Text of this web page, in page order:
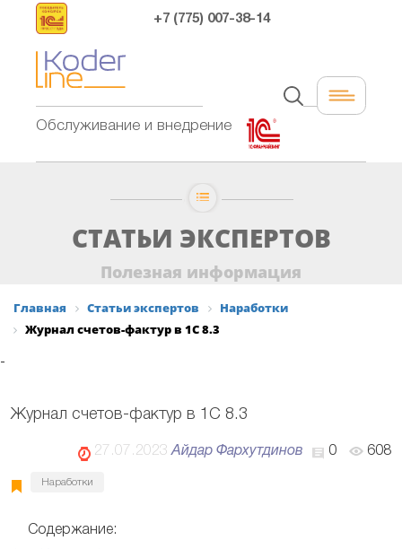
Обслуживание и внедрение
+7 (775) 007-38-14
СТАТЬИ ЭКСПЕРТОВ
Полезная информация
Главная Статьи экспертов
Наработки
Журнал счетов-фактур в 1С 8.3
-
Журнал счетов-фактур в 1С 8.3
0 608
27.07.2023 Айдар Фархутдинов
Наработки
Содержание: